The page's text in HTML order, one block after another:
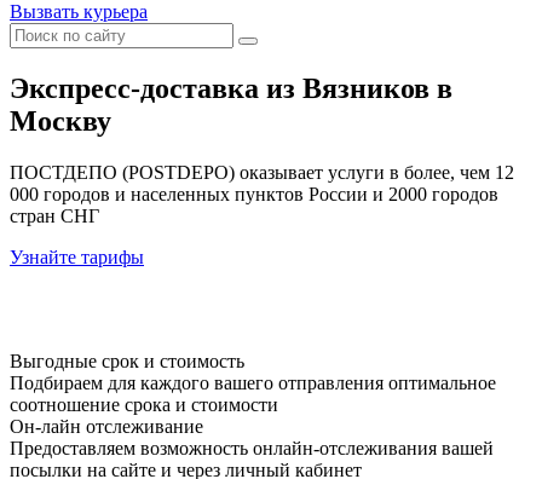
Вызвать курьера
Экспресс-доставка из Вязников в
Москву
ПОСТДЕПО (POSTDEPO) оказывает услуги в более, чем 12
000 городов и населенных пунктов России и 2000 городов
стран СНГ
Узнайте тарифы
Выгодные срок и стоимость
Подбираем для каждого вашего отправления оптимальное
соотношение срока и стоимости
Он-лайн отслеживание
Предоставляем возможность онлайн-отслеживания вашей
посылки на сайте и через личный кабинет